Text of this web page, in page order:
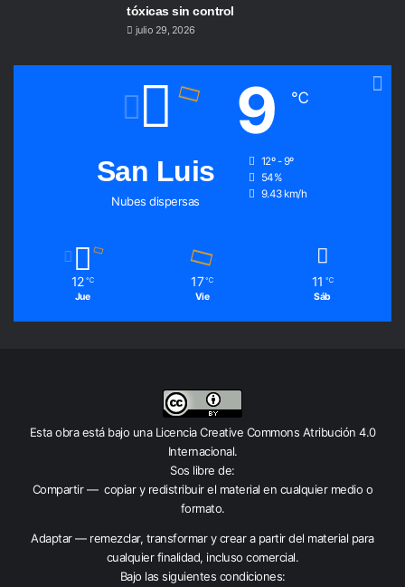
tóxicas sin control
julio 29, 2026
San Luis
Nubes dispersas
9 ℃
12º - 9º
54%
9.43 km/h
12 ℃
Jue
17 ℃
Vie
11 ℃
Sáb
Esta obra está bajo una Licencia Creative Commons Atribución 4.0
Internacional.
Sos libre de:
Compartir — copiar y redistribuir el material en cualquier medio o
formato.
Adaptar — remezclar, transformar y crear a partir del material para
cualquier finalidad, incluso comercial.
Bajo las siguientes condiciones: